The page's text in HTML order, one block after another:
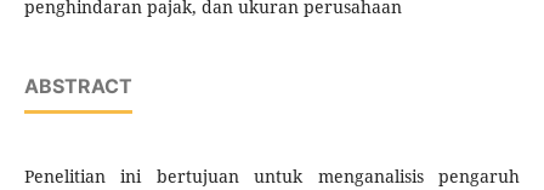
penghindaran pajak, dan ukuran perusahaan
ABSTRACT
Penelitian ini bertujuan untuk menganalisis pengaruh